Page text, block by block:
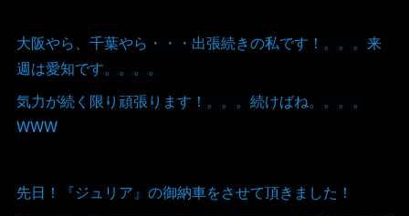
大阪やら、千葉やら・・・出張続きの私です！。。。来
週は愛知です。。。。
気力が続く限り頑張ります！。。。続けばね。。。。
WWW
先日！『ジュリア』の御納車をさせて頂きました！